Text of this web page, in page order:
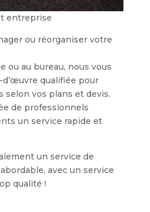
entreprise
ou réorganiser votre
ou au bureau, nous vous
qualifiée pour
selon vos plans et devis.
de professionnels
un service rapide et
un service de
avec un service
qualité !